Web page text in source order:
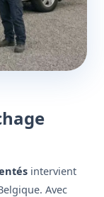
intervient
Avec